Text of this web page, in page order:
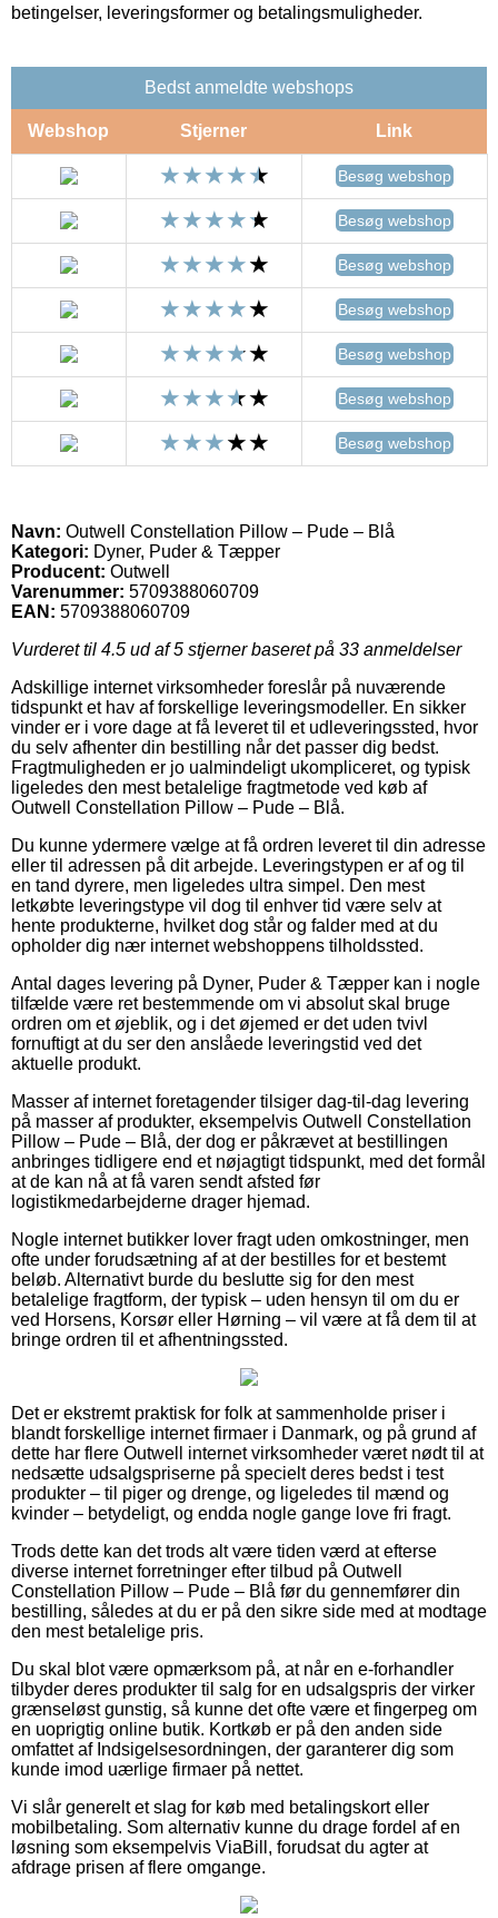
betingelser, leveringsformer og betalingsmuligheder.
Bedst anmeldte webshops
Webshop Stjerner Link
Besøg webshop
Besøg webshop
Besøg webshop
Besøg webshop
Besøg webshop
Besøg webshop
Besøg webshop
Navn: Outwell Constellation Pillow – Pude – Blå
Kategori: Dyner, Puder & Tæpper
Producent: Outwell
Varenummer: 5709388060709
EAN: 5709388060709
Vurderet til 4.5 ud af 5 stjerner baseret på 33 anmeldelser
Adskillige internet virksomheder foreslår på nuværende
tidspunkt et hav af forskellige leveringsmodeller. En sikker
vinder er i vore dage at få leveret til et udleveringssted, hvor
du selv afhenter din bestilling når det passer dig bedst.
Fragtmuligheden er jo ualmindeligt ukompliceret, og typisk
ligeledes den mest betalelige fragtmetode ved køb af
Outwell Constellation Pillow – Pude – Blå.
Du kunne ydermere vælge at få ordren leveret til din adresse
eller til adressen på dit arbejde. Leveringstypen er af og til
en tand dyrere, men ligeledes ultra simpel. Den mest
letkøbte leveringstype vil dog til enhver tid være selv at
hente produkterne, hvilket dog står og falder med at du
opholder dig nær internet webshoppens tilholdssted.
Antal dages levering på Dyner, Puder & Tæpper kan i nogle
tilfælde være ret bestemmende om vi absolut skal bruge
ordren om et øjeblik, og i det øjemed er det uden tvivl
fornuftigt at du ser den anslåede leveringstid ved det
aktuelle produkt.
Masser af internet foretagender tilsiger dag-til-dag levering
på masser af produkter, eksempelvis Outwell Constellation
Pillow – Pude – Blå, der dog er påkrævet at bestillingen
anbringes tidligere end et nøjagtigt tidspunkt, med det formål
at de kan nå at få varen sendt afsted før
logistikmedarbejderne drager hjemad.
Nogle internet butikker lover fragt uden omkostninger, men
ofte under forudsætning af at der bestilles for et bestemt
beløb. Alternativt burde du beslutte sig for den mest
betalelige fragtform, der typisk – uden hensyn til om du er
ved Horsens, Korsør eller Hørning – vil være at få dem til at
bringe ordren til et afhentningssted.
Det er ekstremt praktisk for folk at sammenholde priser i
blandt forskellige internet firmaer i Danmark, og på grund af
dette har flere Outwell internet virksomheder været nødt til at
nedsætte udsalgspriserne på specielt deres bedst i test
produkter – til piger og drenge, og ligeledes til mænd og
kvinder – betydeligt, og endda nogle gange love fri fragt.
Trods dette kan det trods alt være tiden værd at efterse
diverse internet forretninger efter tilbud på Outwell
Constellation Pillow – Pude – Blå før du gennemfører din
bestilling, således at du er på den sikre side med at modtage
den mest betalelige pris.
Du skal blot være opmærksom på, at når en e-forhandler
tilbyder deres produkter til salg for en udsalgspris der virker
grænseløst gunstig, så kunne det ofte være et fingerpeg om
en uoprigtig online butik. Kortkøb er på den anden side
omfattet af Indsigelsesordningen, der garanterer dig som
kunde imod uærlige firmaer på nettet.
Vi slår generelt et slag for køb med betalingskort eller
mobilbetaling. Som alternativ kunne du drage fordel af en
løsning som eksempelvis ViaBill, forudsat du agter at
afdrage prisen af flere omgange.